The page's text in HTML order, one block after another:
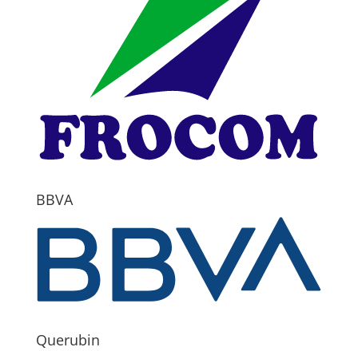
BBVA
Querubin